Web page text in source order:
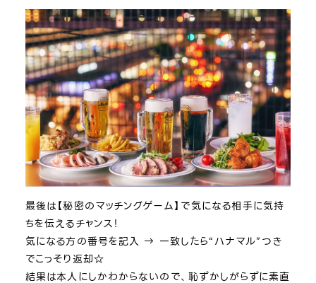
最後は【秘密のマッチングゲーム】で気になる相手に気持
ちを伝えるチャンス！
気になる方の番号を記入 → 一致したら“ハナマル”つき
でこっそり返却☆
結果は本人にしかわからないので、恥ずかしがらずに素直